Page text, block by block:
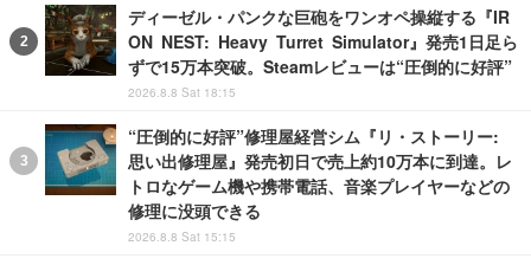
ディーゼル・パンクな巨砲をワンオペ操縦する『IR
ON NEST: Heavy Turret Simulator』発売1日足ら
ずで15万本突破。Steamレビューは“圧倒的に好評”
2026.8.8 Sat 18:15
“圧倒的に好評”修理屋経営シム『リ・ストーリー:
思い出修理屋』発売初日で売上約10万本に到達。レ
トロなゲーム機や携帯電話、音楽プレイヤーなどの
修理に没頭できる
2026.8.8 Sat 15:15